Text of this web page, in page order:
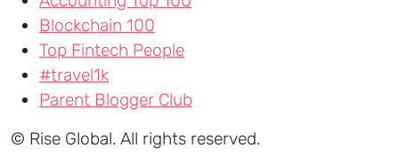
Blockchain 100
Top Fintech People
#travel1k
Parent Blogger Club
© Rise Global. All rights reserved.